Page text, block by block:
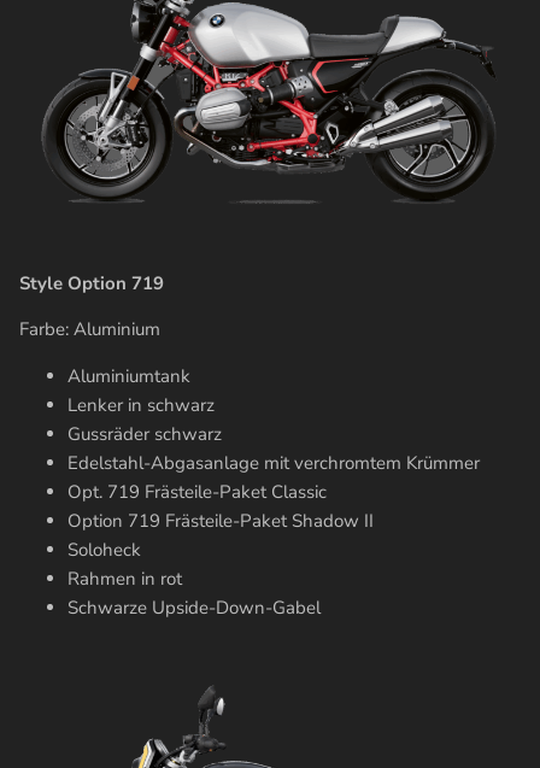
Style Option 719
Farbe: Aluminium
Aluminiumtank
Lenker in schwarz
Gussräder schwarz
Edelstahl-Abgasanlage mit verchromtem Krümmer
Opt. 719 Frästeile-Paket Classic
Option 719 Frästeile-Paket Shadow II
Soloheck
Rahmen in rot
Schwarze Upside-Down-Gabel